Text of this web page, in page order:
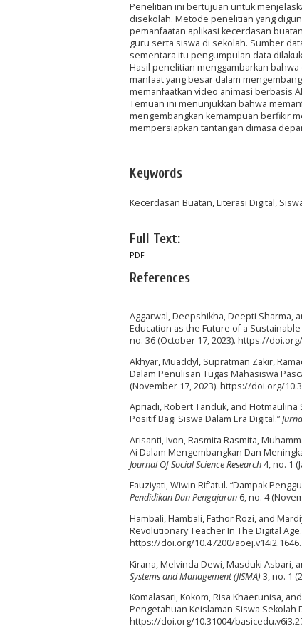
Penelitian ini bertujuan untuk
disekolah. Metode penelitian yang
pemanfaatan aplikasi kecerdasan
guru serta siswa di sekolah. Sumber
sementara itu pengumpulan data
Hasil penelitian menggambarkan
manfaat yang besar dalam
memanfaatkan video animasi berbasis
Temuan ini menunjukkan bahwa
mengembangkan kemampuan berfikir
mempersiapkan tantangan dimasa
Keywords
Kecerdasan Buatan, Literasi Digital,
Full Text:
PDF
References
Aggarwal, Deepshikha, Deepti Sharma,
Education as the Future of a
no. 36 (October 17, 2023). https://
Akhyar, Muaddyl, Supratman Zakir,
Dalam Penulisan Tugas Mahasiswa
(November 17, 2023). https://doi.org/
Apriadi, Robert Tanduk, and
Positif Bagi Siswa Dalam Era Digital.”
Arisanti, Ivon, Rasmita Rasmita,
Ai Dalam Mengembangkan Dan
Journal Of Social Science Research4, no. 1
Fauziyati, Wiwin Rif’atul. “Dampak
Pendidikan Dan Pengajaran 6, no. 4
Hambali, Hambali, Fathor Rozi, and
Revolutionary Teacher In The Digital
https://doi.org/10.47200/aoej.v14i2.1646.
Kirana, Melvinda Dewi, Masduki Asbari,
Systems and Management (JISMA) 3, no. 1
Komalasari, Kokom, Risa Khaerunisa,
Pengetahuan Keislaman Siswa Sekolah
https://doi.org/10.31004/